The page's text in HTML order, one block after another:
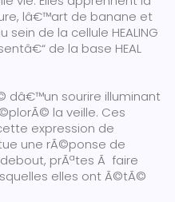
lâ€™art de banane et
de la cellule HEALING
de la base HEAL
dâ€™un sourire illuminant
la veille. Ces
expression de
une rÃ©ponse de
prÃªtes Ã faire
elles ont Ã©tÃ©